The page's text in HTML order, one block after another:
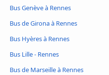
Bus Genève à Rennes
Bus de Girona à Rennes
Bus Hyères à Rennes
Bus Lille - Rennes
Bus de Marseille à Rennes